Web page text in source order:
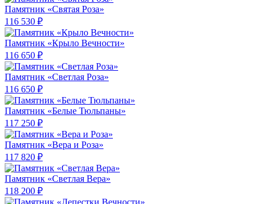
Памятник «Святая Роза»
116 530 ₽
Памятник «Крыло Вечности»
116 650 ₽
Памятник «Светлая Роза»
116 650 ₽
Памятник «Белые Тюльпаны»
117 250 ₽
Памятник «Вера и Роза»
117 820 ₽
Памятник «Светлая Вера»
118 200 ₽